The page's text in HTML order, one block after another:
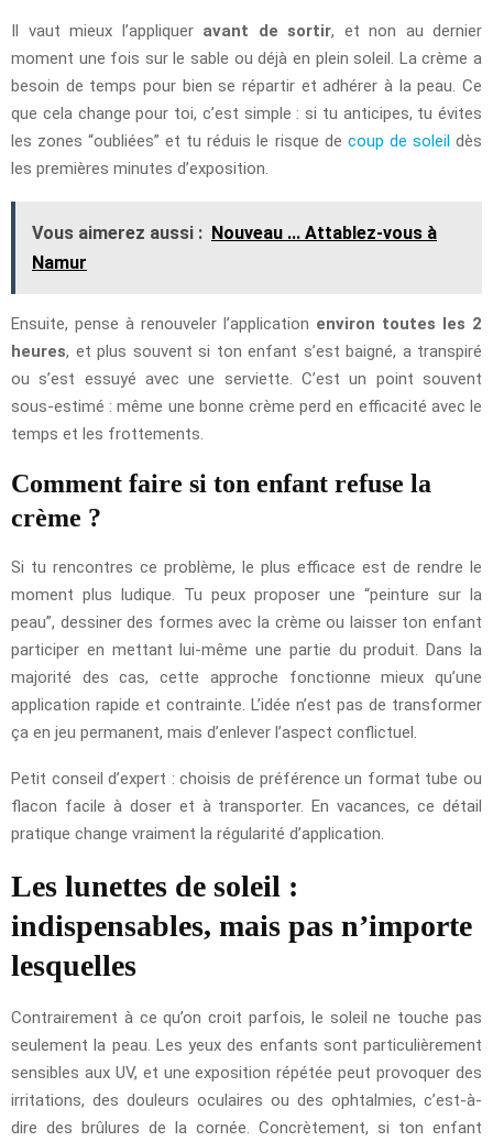
Il vaut mieux l’appliquer avant de sortir, et non au dernier
moment une fois sur le sable ou déjà en plein soleil. La crème a
besoin de temps pour bien se répartir et adhérer à la peau. Ce
que cela change pour toi, c’est simple : si tu anticipes, tu évites
les zones “oubliées” et tu réduis le risque de coup de soleildès
les premières minutes d’exposition.
Vous aimerez aussi : Nouveau ... Attablez-vous à
Namur
Ensuite, pense à renouveler l’application environ toutes les 2
heures, et plus souvent si ton enfant s’est baigné, a transpiré
ou s’est essuyé avec une serviette. C’est un point souvent
sous-estimé : même une bonne crème perd en efficacité avec le
temps et les frottements.
Comment faire si ton enfant refuse la
crème ?
Si tu rencontres ce problème, le plus efficace est de rendre le
moment plus ludique. Tu peux proposer une “peinture sur la
peau”, dessiner des formes avec la crème ou laisser ton enfant
participer en mettant lui-même une partie du produit. Dans la
majorité des cas, cette approche fonctionne mieux qu’une
application rapide et contrainte. L’idée n’est pas de transformer
ça en jeu permanent, mais d’enlever l’aspect conflictuel.
Petit conseil d’expert : choisis de préférence un format tube ou
flacon facile à doser et à transporter. En vacances, ce détail
pratique change vraiment la régularité d’application.
Les lunettes de soleil :
indispensables, mais pas n’importe
lesquelles
Contrairement à ce qu’on croit parfois, le soleil ne touche pas
seulement la peau. Les yeux des enfants sont particulièrement
sensibles aux UV, et une exposition répétée peut provoquer des
irritations, des douleurs oculaires ou des ophtalmies, c’est-à-
dire des brûlures de la cornée. Concrètement, si ton enfant